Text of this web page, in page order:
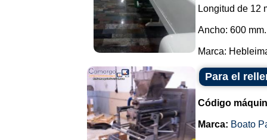
Longitud de 12
Ancho: 600 mm.
Marca:
Para el
Código
Marca: Boato